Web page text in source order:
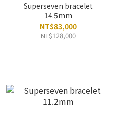
Superseven bracelet
14.5mm
NT$83,000
NT$128,000